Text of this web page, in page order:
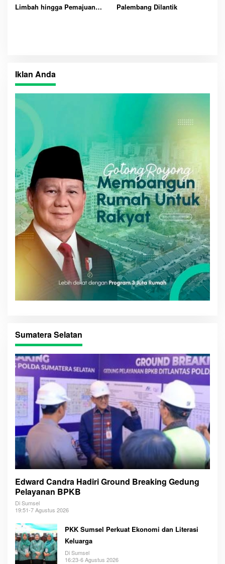
Limbah hingga Pemajuan
Palembang Dilantik
Iklan Anda
Sumatera Selatan
Edward Candra Hadiri Ground Breaking Gedung
Pelayanan BPKB
Di Sumsel
19:51-7 Agustus 2026
PKK Sumsel Perkuat Ekonomi dan Literasi
Keluarga
Di Sumsel
16:23-6 Agustus 2026